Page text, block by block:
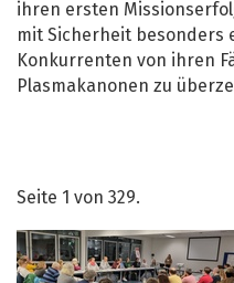
ihren ersten
mit Sicherheit besonders
Konkurrenten von ihren
Plasmakanonen zu
Seite 1 von 329.